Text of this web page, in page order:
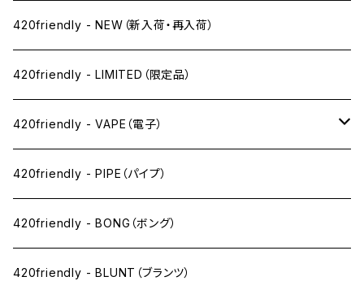
420friendly - NEW（新入荷・再入荷）
420friendly - LIMITED（限定品）
420friendly - VAPE（電子）
ペン下
ニコパフ系
ドライ系
420friendly - PIPE（パイプ）
420friendly - BONG（ボング）
420friendly - BLUNT（ブランツ）